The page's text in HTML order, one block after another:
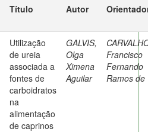
Título Autor
Utilização
de ureia
associada a
fontes de
carboidratos
na
alimentação
de caprinos
GALVIS,
Olga
Ximena
Aguilar
Francisco
Fernando
Ramos de